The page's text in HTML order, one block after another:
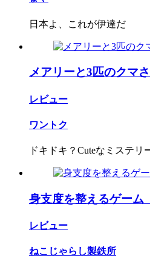
日本よ、これが伊達だ
メアリーと3匹のクマ
レビュー
ワントク
ドキドキ？Cuteなミステリ
身支度を整えるゲーム
レビュー
ねこじゃらし製鉄所